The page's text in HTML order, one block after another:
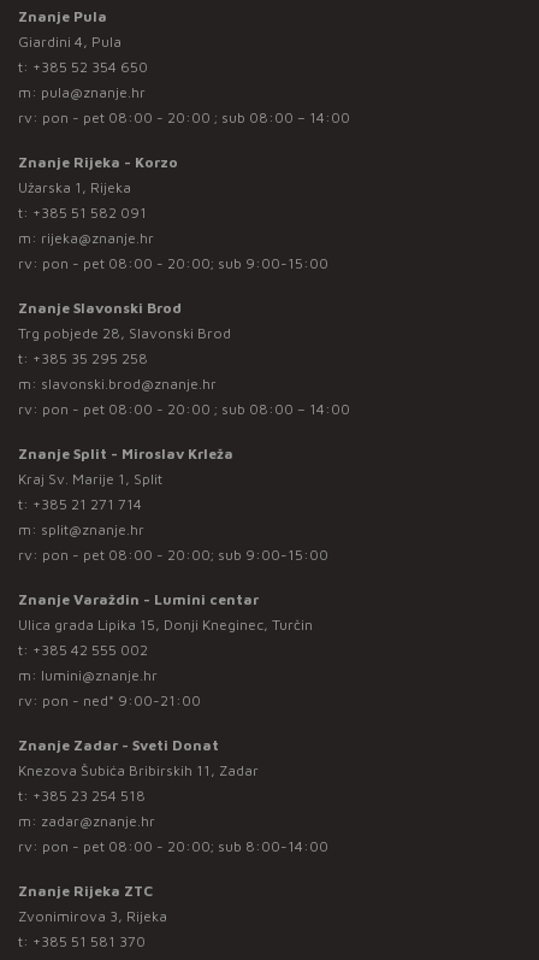
Znanje Pula
Giardini 4, Pula
t: +385 52 354 650
m: pula@znanje.hr
rv: pon - pet 08:00 - 20:00 ; sub 08:00 – 14:00
Znanje Rijeka - Korzo
Užarska 1, Rijeka
t: +385 51 582 091
m: rijeka@znanje.hr
rv: pon - pet 08:00 - 20:00; sub 9:00-15:00
Znanje Slavonski Brod
Trg pobjede 28, Slavonski Brod
t: +385 35 295 258
m: slavonski.brod@znanje.hr
rv: pon - pet 08:00 - 20:00 ; sub 08:00 – 14:00
Znanje Split - Miroslav Krleža
Kraj Sv. Marije 1, Split
t: +385 21 271 714
m: split@znanje.hr
rv: pon - pet 08:00 - 20:00; sub 9:00-15:00
Znanje Varaždin - Lumini centar
Ulica grada Lipika 15, Donji Kneginec, Turčin
t: +385 42 555 002
m: lumini@znanje.hr
rv: pon - ned* 9:00-21:00
Znanje Zadar - Sveti Donat
Knezova Šubića Bribirskih 11, Zadar
t: +385 23 254 518
m: zadar@znanje.hr
rv: pon - pet 08:00 - 20:00; sub 8:00-14:00
Znanje Rijeka ZTC
Zvonimirova 3, Rijeka
t: +385 51 581 370